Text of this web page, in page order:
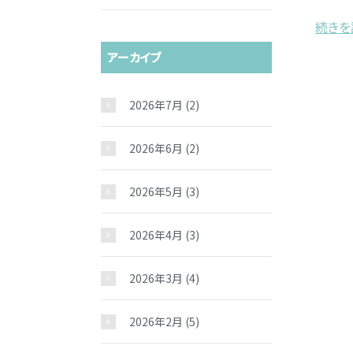
続き
アーカイブ
2026年7月 (2)
2026年6月 (2)
2026年5月 (3)
2026年4月 (3)
2026年3月 (4)
2026年2月 (5)